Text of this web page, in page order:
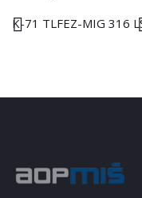
K-71 TLFEZ-MIG 316